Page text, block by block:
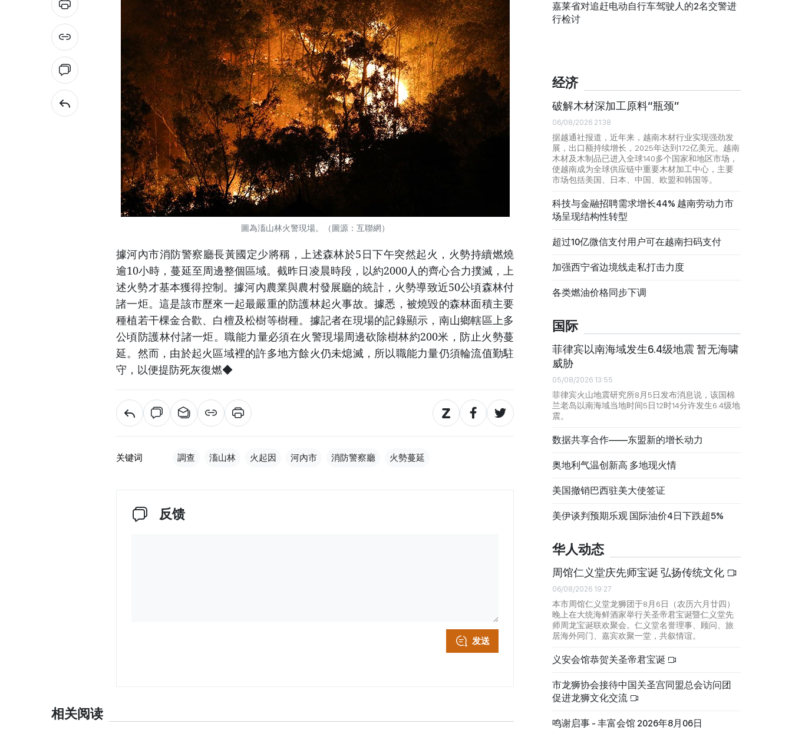
圖為滀山林火警現場。（圖源：互聯網）
據河內市消防警察廳長黃國定少將稱，上述森林於5日下午突然起火，火勢持續燃燒
逾10小時，蔓延至周邊整個區域。截昨日凌晨時段，以約2000人的齊心合力撲滅，上
述火勢才基本獲得控制。據河內農業與農村發展廳的統計，火勢導致近50公頃森林付
諸一炬。這是該市歷來一起最嚴重的防護林起火事故。據悉，被燒毀的森林面積主要
種植若干棵金合歡、白檀及松樹等樹種。據記者在現場的記錄顯示，南山鄉轄區上多
公頃防護林付諸一炬。職能力量必須在火警現場周邊砍除樹林約200米，防止火勢蔓
延。然而，由於起火區域裡的許多地方餘火仍未熄滅，所以職能力量仍須輪流值勤駐
守，以便提防死灰復燃◆
关键词 調查 滀山林 火起因 河內市 消防警察廳 火勢蔓延
反馈
发送
相关阅读
嘉莱省对追赶电动自行车驾驶人的2名交警进
行检讨
经济
破解木材深加工原料“瓶颈”
06/08/2026 21:38
据越通社报道，近年来，越南木材行业实现强劲发
展，出口额持续增长，2025年达到172亿美元。越南
木材及木制品已进入全球140多个国家和地区市场，
使越南成为全球供应链中重要木材加工中心，主要
市场包括美国、日本、中国、欧盟和韩国等。
科技与金融招聘需求增长44% 越南劳动力市
场呈现结构性转型
超过10亿微信支付用户可在越南扫码支付
加强西宁省边境线走私打击力度
各类燃油价格同步下调
国际
菲律宾以南海域发生6.4级地震 暂无海啸
威胁
05/08/2026 13:55
菲律宾火山地震研究所8月5日发布消息说，该国棉
兰老岛以南海域当地时间5日12时14分许发生6.4级地
震。
数据共享合作——东盟新的增长动力
奥地利气温创新高 多地现火情
美国撤销巴西驻美大使签证
美伊谈判预期乐观 国际油价4日下跌超5%
华人动态
周馆仁义堂庆先师宝诞 弘扬传统文化
06/08/2026 19:27
本市周馆仁义堂龙狮团于8月6日（农历六月廿四）
晚上在大统海鲜酒家举行关圣帝君宝诞暨仁义堂先
师周龙宝诞联欢聚会。仁义堂名誉理事、顾问、旅
居海外同门、嘉宾欢聚一堂，共叙情谊。
义安会馆恭贺关圣帝君宝诞
市龙狮协会接待中国关圣宫同盟总会访问团
促进龙狮文化交流
鸣谢启事 - 丰富会馆 2026年8月06日